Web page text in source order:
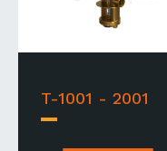
T-1001 - 2001